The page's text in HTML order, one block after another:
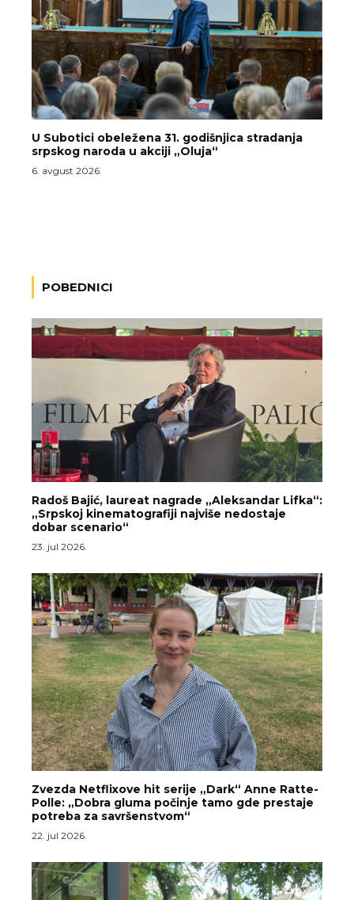
U Subotici obeležena 31. godišnjica stradanja
srpskog naroda u akciji „Oluja“
6. avgust 2026.
POBEDNICI
Radoš Bajić, laureat nagrade „Aleksandar Lifka“:
„Srpskoj kinematografiji najviše nedostaje
dobar scenario“
23. jul 2026.
Zvezda Netflixove hit serije „Dark“ Anne Ratte-
Polle: „Dobra gluma počinje tamo gde prestaje
potreba za savršenstvom“
22. jul 2026.